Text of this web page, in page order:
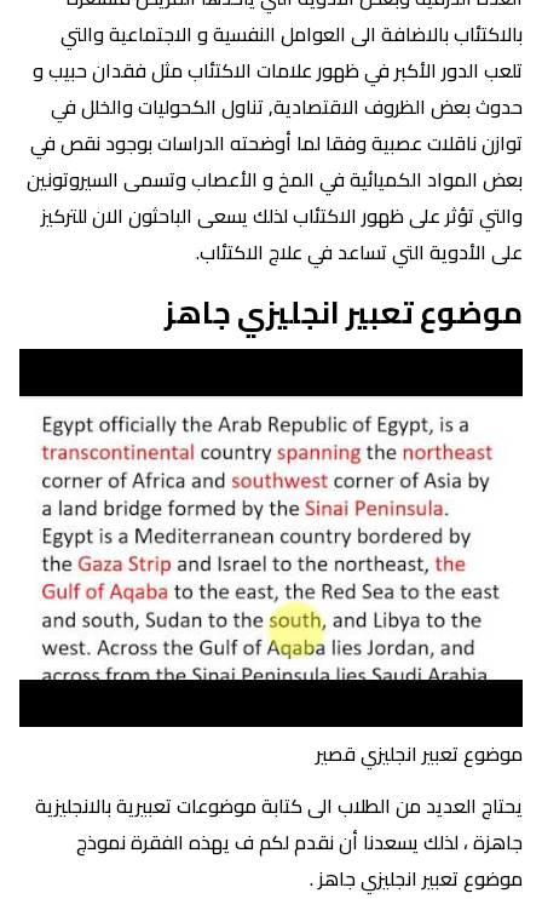
بالاكتئاب بالاضافة الى العوامل النفسية و الاجتماعية والتي
تلعب الدور الأكبر في ظهور علامات الاكتئاب مثل فقدان حبيب و
حدوث بعض الظروف الاقتصادية, تناول الكحوليات والخلل في
توازن ناقلات عصبية وفقا لما أوضحته الدراسات بوجود نقص في
بعض المواد الكميائية في المخ و الأعصاب وتسمى السيروتونين
والتي تؤثر على ظهور الاكتئاب لذلك يسعى الباحثون الان للتركيز
على الأدوية التي تساعد في علاج الاكتئاب.
موضوع تعبير انجليزي جاهز
موضوع تعبير انجليزي قصير
يحتاج العديد من الطلاب الى كتابة موضوعات تعبيرية بالانجليزية
جاهزة ، لذلك يسعدنا أن نقدم لكم ف يهذه الفقرة نموذج
موضوع تعبير انجليزي جاهز .